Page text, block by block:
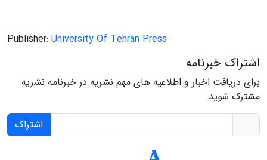
Publisher: University Of Tehran Press
اشتراک خبرنامه
برای دریافت اخبار و اطلاعیه های مهم نشریه در خبرنامه نشریه
مشترک شوید.
اشتراک